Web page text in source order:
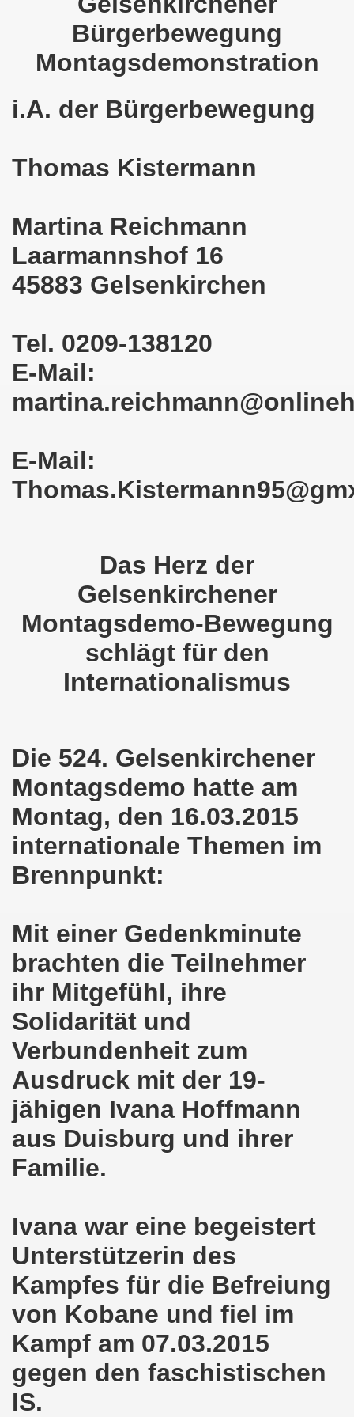
Bürgerbewegung
Montagsdemonstration
i.A. der Bürgerbewegung
Thomas Kistermann
Martina Reichmann
Laarmannshof 16
45883 Gelsenkirchen
Tel. 0209-138120
E-Mail:
E-Mail:
Das Herz der
Gelsenkirchener
Montagsdemo-Bewegung
schlägt für den
Internationalismus
Die 524. Gelsenkirchener
Montagsdemo hatte am
Montag, den 16.03.2015
internationale Themen im
Brennpunkt:
Mit einer Gedenkminute
brachten die Teilnehmer
ihr Mitgefühl, ihre
Solidarität und
Verbundenheit zum
Ausdruck mit der 19-
jähigen Ivana Hoffmann
aus Duisburg und ihrer
Familie.
Ivana war eine begeistert
Unterstützerin des
Kampfes für die Befreiung
von Kobane und fiel im
Kampf am 07.03.2015
gegen den faschistischen
IS.
21 Jahre Gelsenkirchener Montagsdemo-
in Gelsenkirchen und es ist zeitgleich am
Bewegung hier bei uns in der Gelsenkirchener
Gelsenkirchener(innen) spenden 523,20 Euro
Montagsdemo-Bewegung am 14.04.2025 auf dem
am 03.02.2025 gegen Rechts in
Bewegung Gelsenkirchen am 13.01.2025 am Platz
solidarisiert sich am 14.10.2024 mit dem Volk
Volk und mit dem libanesischen Volk!
Eisenach: Zeichen gegen Sozialkahlschlag und
Montagsdemonstration am 12.08.2024 - eine
Gelsenkirchen am 12.08.2024 ab 17.30 Uhr - am Platz
Gelsenkirchener Montagsdemo-Bewegung am
am 13.05.2024 um 17.30 Uhr auf dem
Bewegung am 08.04.2024 auf dem Heinrich-König-
ruft auf am 11.03.2024 zum Jahrestag
Saale setzt am 27.01.2024 Verbot der MLPD-Fahne
zeigt am 05.02.2024 Flagge um 17.30 Uhr
08.01.2024 der Diskriminierung und der
gestorben - Nachruf der Koordinierungsgruppe
Bewegung: Protest gegen Arbeitsplatzvernichtung
durch die Innenstädte von Stuttgart, von Erfurt
Bewegung am 09.10.2023 um 17.30 Uhr auf dem
und von Martina Reichmann: Gelungenes Fest
Bewegung - feier am 11.09.2023 um 17.30 Uhr auf
Bewegung als Korrespondenz veröffentlicht von
solidarisiert sich am 10.07.2023 mit Jan
am 10.07.2023 auf dem Heinrich-König-
am 12.06.2023 um 17.30 Uhr auf dem
der Befreiung vom Hitler-Faschismus - aktiver
dem Heinrich-König-Platz als Kundgebungsplatz
am 13.03.2023 ruft auf: Aktiver Widerstand
solidarisch mit den Betroffenen am
am 13.02.2023: Aktiver Widerstand gegen